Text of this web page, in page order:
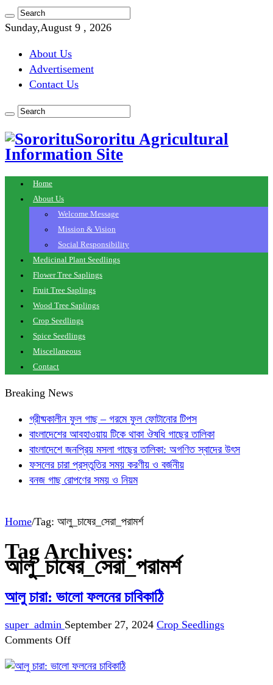
Sunday,August 9 , 2026
About Us
Advertisement
Contact Us
Sororitu Agricultural
Information Site
Home
About Us
Welcome Message
Mission & Vision
Social Responsibility
Medicinal Plant Seedlings
Flower Tree Saplings
Fruit Tree Saplings
Wood Tree Saplings
Crop Seedlings
Spice Seedlings
Miscellaneous
Contact
Breaking News
গ্রীষ্মকালীন ফুল গাছ – গরমে ফুল ফোটানোর টিপস
বাংলাদেশের আবহাওয়ায় টিকে থাকা ঔষধি গাছের তালিকা
বাংলাদেশে জনপ্রিয় মসলা গাছের তালিকা: অগণিত স্বাদের উৎস
ফসলের চারা প্রস্তুতির সময় করণীয় ও বর্জনীয়
বনজ গাছ রোপণের সময় ও নিয়ম
Home/Tag: আলু_চাষের_সেরা_পরামর্শ
Tag Archives:
আলু_চাষের_সেরা_পরামর্শ
আলু চারা: ভালো ফলনের চাবিকাঠি
super_admin September 27, 2024 Crop Seedlings
Comments Offon
চারা: